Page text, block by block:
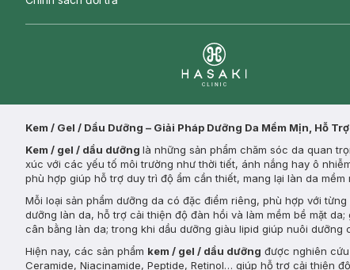
Kem / Gel / Dầu Dưỡng – Giải Pháp Dưỡng Da Mềm Mịn, Hỗ
Kem / gel / dầu dưỡng là những sản phẩm chăm sóc da quan
xúc với các yếu tố môi trường như thời tiết, ánh nắng hay ô
phù hợp giúp hỗ trợ duy trì độ ẩm cần thiết, mang lại làn da mềm
Mỗi loại sản phẩm dưỡng da có đặc điểm riêng, phù hợp với
dưỡng làn da, hỗ trợ cải thiện độ đàn hồi và làm mềm bề mặt
cân bằng làn da; trong khi dầu dưỡng giàu lipid giúp nuôi
Hiện nay, các sản phẩm kem / gel / dầu dưỡng được nghiên
Ceramide, Niacinamide, Peptide, Retinol… giúp hỗ trợ cải thiện